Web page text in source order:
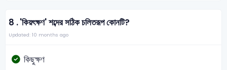
8 .'কিয়ৎক্ষণ' শব্দের সঠিক চলিতরূপ কোনটি?
Updated: 10 months ago
কিছুক্ষণ